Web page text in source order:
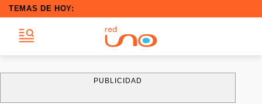
TEMAS DE HOY:
PUBLICIDAD